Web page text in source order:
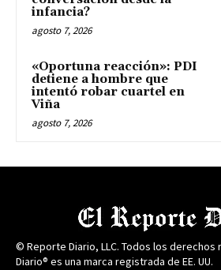
infancia?
agosto 7, 2026
«Oportuna reacción»: PDI
detiene a hombre que
intentó robar cuartel en
Viña
agosto 7, 2026
© Reporte Diario, LLC. Todos los derechos
Diario® es una marca registrada de EE. UU.